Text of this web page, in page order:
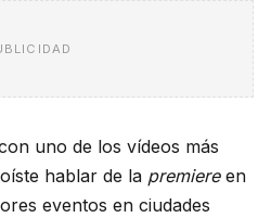
uno de los vídeos más
hablar de la premiere en
eventos en ciudades